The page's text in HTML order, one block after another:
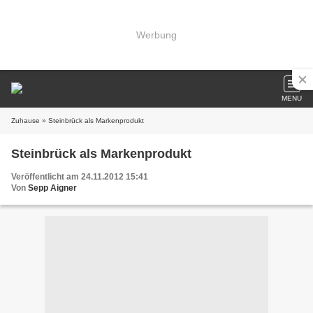
Werbung
MENU
Zuhause » Steinbrück als Markenprodukt
Steinbrück als Markenprodukt
Veröffentlicht am 24.11.2012 15:41
Von Sepp Aigner